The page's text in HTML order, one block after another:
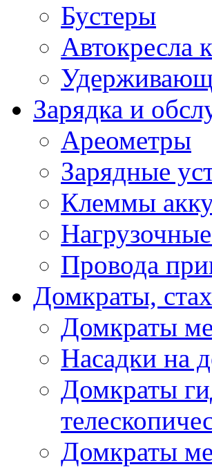
Бустеры
Автокресла
Зарядка и
Ареометры
Зарядные
Клеммы
Провода
Домкраты,
Домкраты
Насадки на
Домкраты
Домкраты